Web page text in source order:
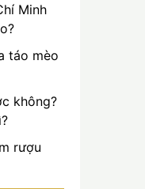
Minh
táo mèo
không?
rượu